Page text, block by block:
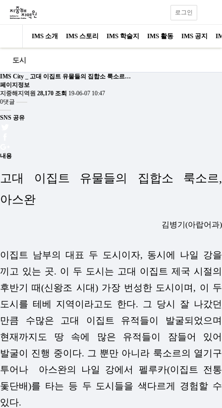
IMS 소개 IMS 스토리 IMS 학술지 IMS 활동 IMS 공지
로그인
도시
IMS City _ 고대 이집트 유물들의 집합소 룩소르…
페이지정보
지중해지역원 28,170 조회 19-06-07 10:47
0댓글
SNS 공유
내용
고대 이집트 유물들의 집합소 룩소르,
아스완
김병기(아랍어과)
이집트 남부의 대표 두 도시이자, 동시에 나일 강을
끼고 있는 곳. 이 두 도시는 고대 이집트 제국 시절의
후반기 때(신왕조 시대) 가장 번성한 도시이며, 이 두
도시를 테베 지역이라고도 한다. 그 당시 잘 나갔던
만큼 수많은 고대 이집트 유적들이 발굴되었으며
현재까지도 땅 속에 많은 유적들이 잠들어 있어
발굴이 진행 중이다. 그 뿐만 아니라 룩소르의 열기구
투어나 아스완의 나일 강에서 펠루카(이집트 전통
돛단배)를 타는 등 두 도시들을 색다르게 경험할 수
있다.